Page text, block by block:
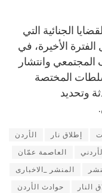
الجنائية التي
الفترة الأخيرة، في
وانتشار
المختصة
وتحديد
إطلاق نار الأردن
العاصمة عمّان
المنشر _الاخبارى
النار حوادث الأردن